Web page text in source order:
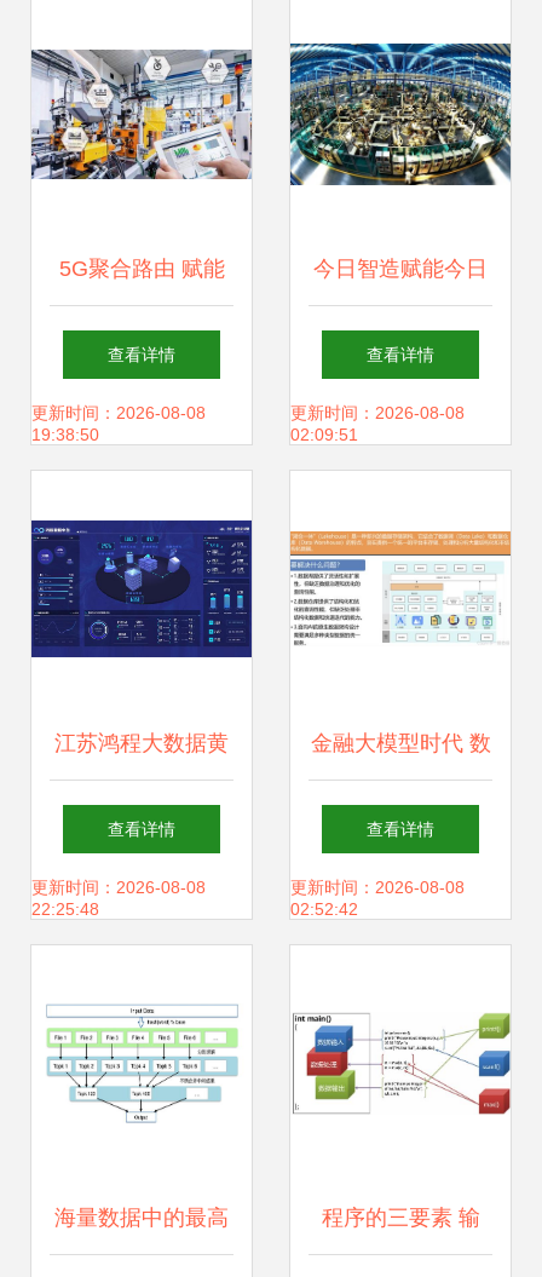
5G聚合路由 赋能
多领域数据处理的
关键技术
查看详情
更新时间：2026-08-08
19:38:50
今日智造赋能今日
制造 聚焦智能制造
与工业互联网的媒
服务
查看详情
更新时间：2026-08-08
02:09:51
江苏鸿程大数据黄
宜华教授 从实验室
到市场，“学者创
业之路
查看详情
更新时间：2026-08-08
22:25:48
金融大模型时代 数
据治理与AI应用创
新的基石
查看详情
更新时间：2026-08-08
02:52:42
海量数据中的最高 程序的三要素 输